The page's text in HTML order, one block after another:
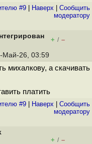
#9 Наверх
Cообщить
модератору
+ / –
Май-26, 03:59
михалкову, а скачивать
платить
#9 Наверх
Cообщить
модератору
+ / –